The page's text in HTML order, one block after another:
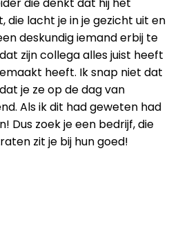
die denkt dat hij het
lacht je in je gezicht uit en
deskundig iemand erbij te
zijn collega alles juist heeft
heeft. Ik snap niet dat
je ze op de dag van
Als ik dit had geweten had
Dus zoek je een bedrijf, die
zit je bij hun goed!